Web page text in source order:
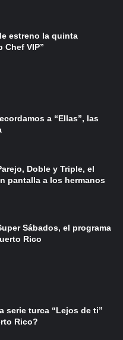
estreno la quinta
Chef VIP”
a “Ellas”, las
Doble y Triple, el
pantalla a los hermanos
Sábados, el programa
Rico
serie turca “Lejos de ti”
Rico?